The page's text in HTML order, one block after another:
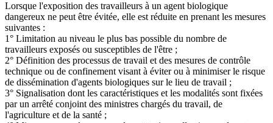
Lorsque l'exposition des travailleurs à un agent biologique
dangereux ne peut être évitée, elle est réduite en prenant les mesures
suivantes :
1° Limitation au niveau le plus bas possible du nombre de
travailleurs exposés ou susceptibles de l'être ;
2° Définition des processus de travail et des mesures de contrôle
technique ou de confinement visant à éviter ou à minimiser le risque
de dissémination d'agents biologiques sur le lieu de travail ;
3° Signalisation dont les caractéristiques et les modalités sont fixées
par un arrêté conjoint des ministres chargés du travail, de
l'agriculture et de la santé ;